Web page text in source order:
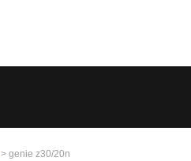
> genie z30/20n